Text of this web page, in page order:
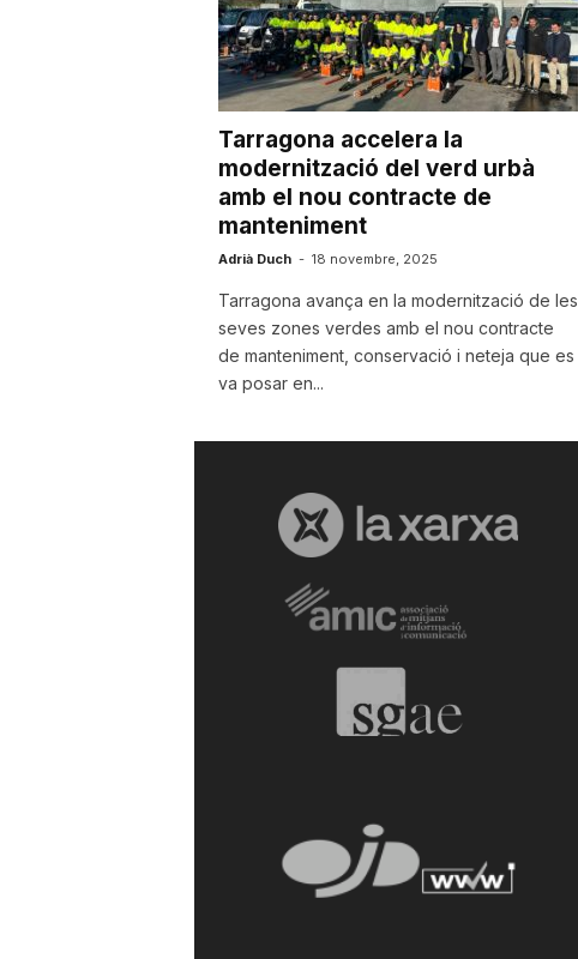
a
t
d
e
r
r
o
Tarragona accelera la
modernització del verd urbà
amb el nou contracte de
manteniment
Adrià Duch - 18 novembre, 2025
Tarragona avança en la modernització de les
seves zones verdes amb el nou contracte
de manteniment, conservació i neteja que es
va posar en...